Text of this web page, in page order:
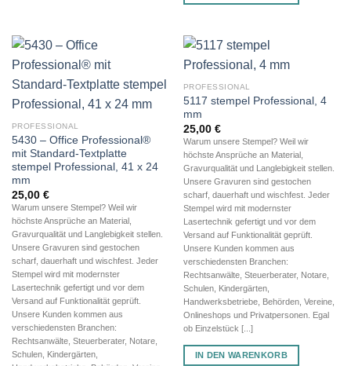
PROFESSIONAL
5430 – Office Professional®
mit Standard-Textplatte
stempel Professional, 41 x 24
mm
25,00 €
Warum unsere Stempel? Weil wir
höchste Ansprüche an Material,
Gravurqualität und Langlebigkeit stellen.
Unsere Gravuren sind gestochen
scharf, dauerhaft und wischfest. Jeder
Stempel wird mit modernster
Lasertechnik gefertigt und vor dem
Versand auf Funktionalität geprüft.
Unsere Kunden kommen aus
verschiedensten Branchen:
Rechtsanwälte, Steuerberater, Notare,
Schulen, Kindergärten,
PROFESSIONAL
5117 stempel Professional, 4
mm
25,00 €
Warum unsere Stempel? Weil wir
höchste Ansprüche an Material,
Gravurqualität und Langlebigkeit stellen.
Unsere Gravuren sind gestochen
scharf, dauerhaft und wischfest. Jeder
Stempel wird mit modernster
Lasertechnik gefertigt und vor dem
Versand auf Funktionalität geprüft.
Unsere Kunden kommen aus
verschiedensten Branchen:
Rechtsanwälte, Steuerberater, Notare,
Schulen, Kindergärten,
Handwerksbetriebe, Behörden, Vereine,
Onlineshops und Privatpersonen. Egal
ob Einzelstück [...]
IN DEN WARENKORB